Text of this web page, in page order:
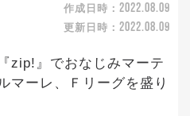
作成日時： 2022.08.09
更新日時： 2022.08.09
zip!』でおなじみマーテ
マーレ、Ｆリーグを盛り